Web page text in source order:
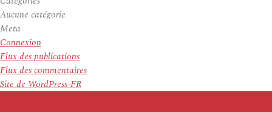
Aucune catégorie
Meta
Connexion
Flux des publications
Flux des commentaires
Site de WordPress-FR